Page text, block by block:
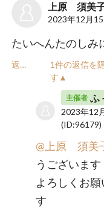
上原 須美
2023年12月15
たいへんたのしみ
返信
1件の返信を
す▲
主催者 ふ
2023年12
(ID:96179)
@上原 須美
うございます
よろしくお願
す